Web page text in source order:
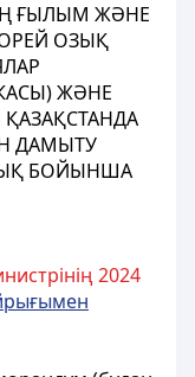
ҒЫЛЫМ ЖӘНЕ
ОЗЫҚ
ЖӘНЕ
ҚАЗАҚСТАНДА
ДАМЫТУ
БОЙЫНША
2024